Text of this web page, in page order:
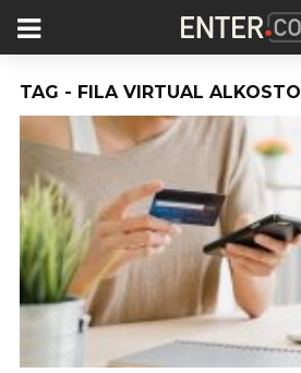
TAG - FILA VIRTUAL ALKOSTO